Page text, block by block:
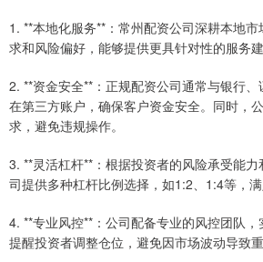
1. **本地化服务**：常州配资公司深耕本地
求和风险偏好，能够提供更具针对性的服务建
2. **资金安全**：正规配资公司通常与银行
在第三方账户，确保客户资金安全。同时，
求，避免违规操作。
3. **灵活杠杆**：根据投资者的风险承受能
司提供多种杠杆比例选择，如1:2、1:4等，满
4. **专业风控**：公司配备专业的风控团队
提醒投资者调整仓位，避免因市场波动导致重